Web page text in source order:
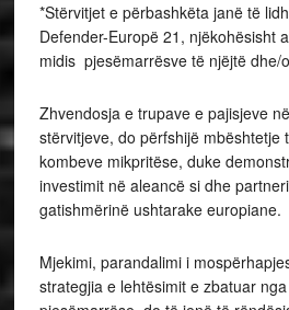
*Stërvitjet e përbashkëta janë të
Defender-Europë 21, njëkohësisht
midis pjesëmarrësve të njëjtë dhe/
Zhvendosja e trupave e pajisjeve
stërvitjeve, do përfshijë mbështetje
kombeve mikpritëse, duke
investimit në aleancë si dhe
gatishmërinë ushtarake europiane.
Mjekimi, parandalimi i
strategjia e lehtësimit e zbatuar